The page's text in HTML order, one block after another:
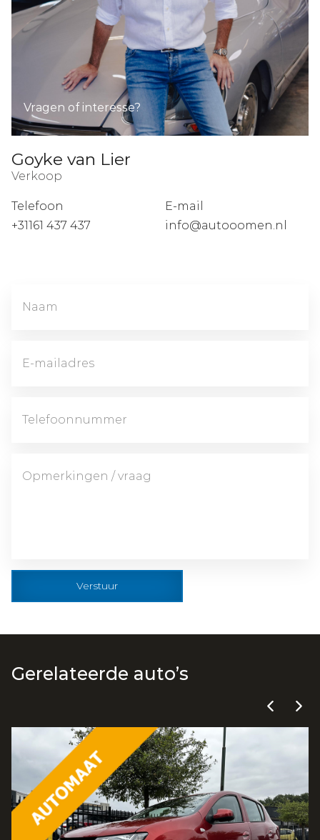
Vragen of interesse?
Goyke van Lier
Verkoop
Telefoon
+31161 437 437
E-mail
info@autooomen.nl
Verstuur
Gerelateerde auto’s